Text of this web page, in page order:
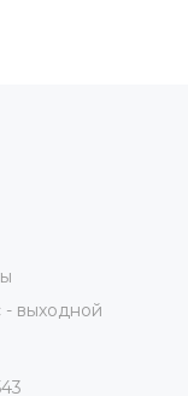
- выходной